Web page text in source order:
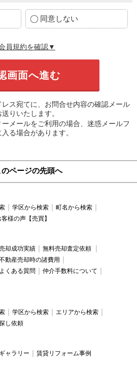
同意しない
員規約を確認▼
ス宛てに、お問合せ内容の確認メール
送りいたします。
メールをご利用の場合、迷惑メールフ
る場合があります。
のページの先頭へ
学区から検索
町名から検索
客様の声【売買】
却成功実績
無料売却査定依頼
動産売却時の諸費用
よくある質問
仲介手数料について
学区から検索
エリアから検索
し依頼
ャラリー 賃貸リフォーム事例